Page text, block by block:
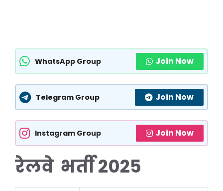
WhatsApp Group Join Now
Telegram Group Join Now
Instagram Group Join Now
रेलवे भर्ती 2025